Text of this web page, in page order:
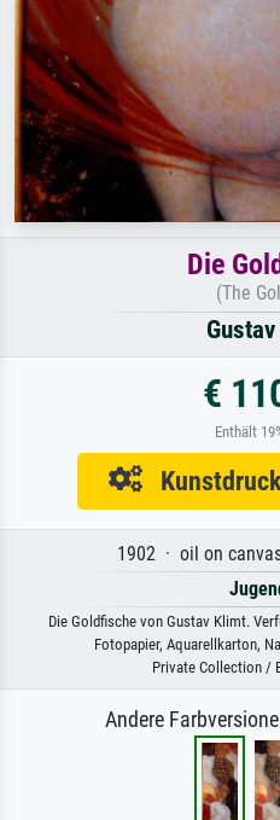
Die
(The
€
Enthält
1902 · oil on
Die Goldfische von Gustav Klimt.
Fotopapier, Aquarellkarton,
Private Collection /
Andere